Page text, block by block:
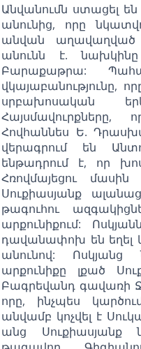
Անվանումն ստացել
անունից, որը
անվան
անունն է.
Բարաքաթրա:
վկայաբանությունը,
սրբախոսական
Հովհաննես Ե.
վերագրում են
ենթադրում է, որ
Հռովմայեցու
Սուքիասյանք
թագուհու
արքունիքում:
դավանափոխ են եղել
անունով: Ոսկյանց
արքունիքը լքած
Բագրեվանդ գավառի
որը, ինչպես
անվամբ կոչվել է
անց Սուքիասյանք